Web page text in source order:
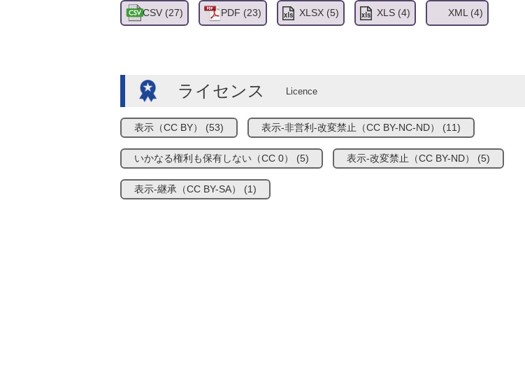
CSV (27) PDF (23) XLSX (5) XLS (4) XML (4)
ライセンス
表示（CC BY） (53) 表示-非営利-改変禁止（CC BY-NC-ND） (11)
いかなる権利も保有しない（CC 0） (5) 表示-改変禁止（CC BY-ND） (5)
表示-継承（CC BY-SA） (1)